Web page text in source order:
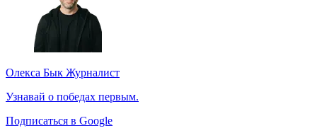
Олекса Бык Журналист
Узнавай о победах первым.
Подписаться в Google